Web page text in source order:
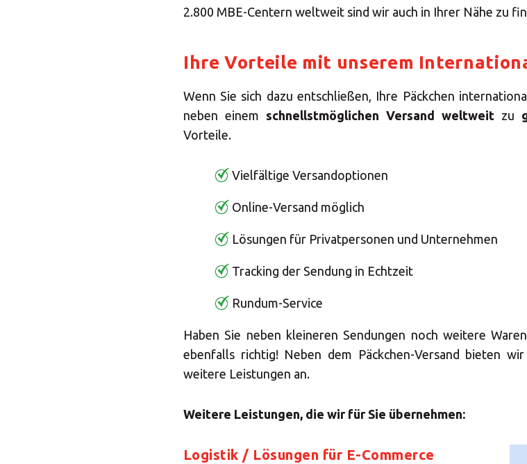
2.800 MBE-Centern weltweit sind wir auch in Ihrer Nähe zu
Ihre Vorteile mit unserem
Wenn Sie sich dazu entschließen, Ihre Päckchen
neben einem schnellstmöglichen Versand weltweit zu
Vorteile.
Vielfältige Versandoptionen
Online-Versand möglich
Lösungen für Privatpersonen und Unternehmen
Tracking der Sendung in Echtzeit
Rundum-Service
Haben Sie neben kleineren Sendungen noch weitere
ebenfalls richtig! Neben dem Päckchen-Versand bieten
weitere Leistungen an.
Weitere Leistungen, die wir für Sie übernehmen:
Logistik / Lösungen für E-Commerce